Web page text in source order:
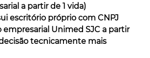
a partir de 1 vida)
escritório próprio com CNPJ
empresarial Unimed SJC a partir
decisão tecnicamente mais